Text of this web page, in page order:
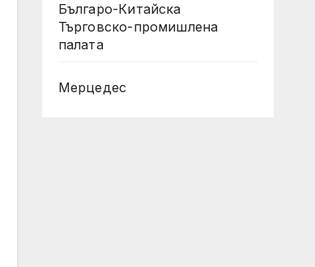
Българо-Китайска
Търговско-промишлена
палaта
Мерцедес